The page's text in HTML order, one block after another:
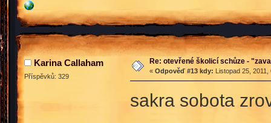
Karina Callaham
Příspěvků: 329
Re: otevřené školicí schůze -
« Odpověď #13 kdy: Listopad 25, 2011,
sakra sobota